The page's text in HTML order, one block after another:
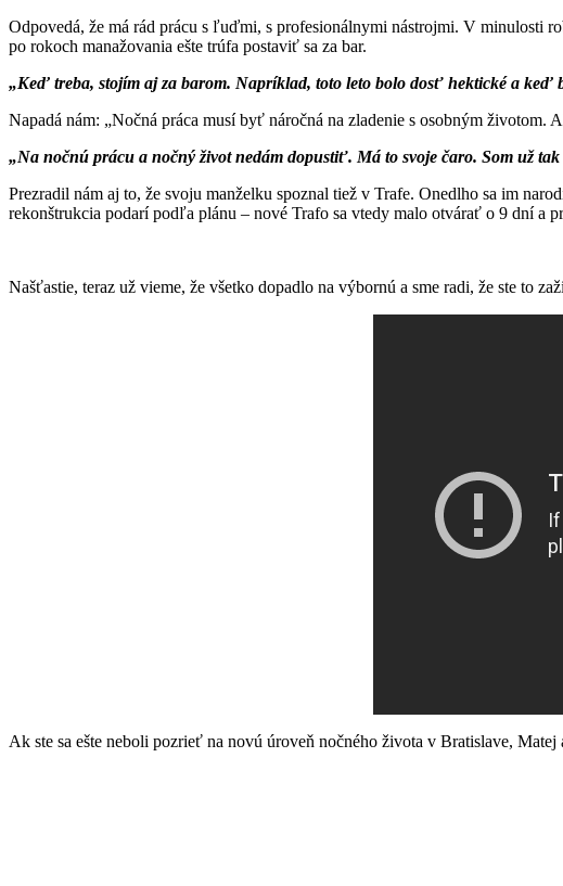
Odpovedá, že má rád prácu s ľuďmi, s profesionálnymi nástrojmi. V minulosti
po rokoch manažovania ešte trúfa postaviť sa za bar.
„Keď treba, stojím aj za barom. Napríklad, toto leto bolo dosť hektické a
Napadá nám: „Nočná práca musí byť náročná na zladenie s osobným životom.
„Na nočnú prácu a nočný život nedám dopustiť. Má to svoje čaro. Som už
Prezradil nám aj to, že svoju manželku spoznal tiež v Trafe. Onedlho sa im
rekonštrukcia podarí podľa plánu – nové Trafo sa vtedy malo otvárať o 9 dní a
Našťastie, teraz už vieme, že všetko dopadlo na výbornú a sme radi, že ste to
Ak ste sa ešte neboli pozrieť na novú úroveň nočného života v Bratislave, Matej